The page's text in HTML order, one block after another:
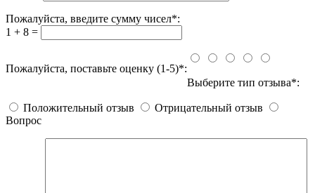
Пожалуйста, введите сумму чисел*:
1 + 8 =
Пожалуйста, поставьте оценку (1-5)*:
Выберите тип отзыва*:
Положительный отзыв
Отрицательный отзыв
Вопрос